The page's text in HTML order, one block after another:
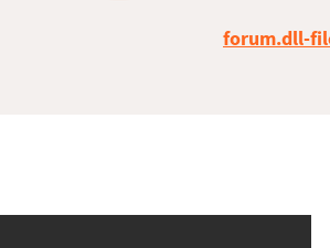
forum.dll-